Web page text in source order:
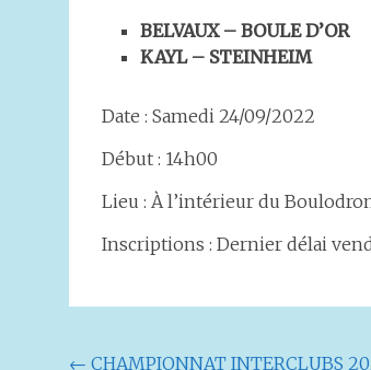
BELVAUX – BOULE D’OR
KAYL – STEINHEIM
Date : Samedi 24/09/2022
Début : 14h00
Lieu : À l’intérieur du
Inscriptions : Dernier délai
← CHAMPIONNAT INTERCLUBS